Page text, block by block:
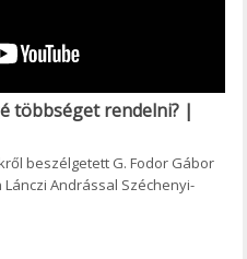
többséget rendelni? |
beszélgetett G. Fodor Gábor
Andrással Széchenyi-